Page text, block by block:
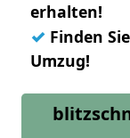
erhalten!
✓ Finden
Umzug!